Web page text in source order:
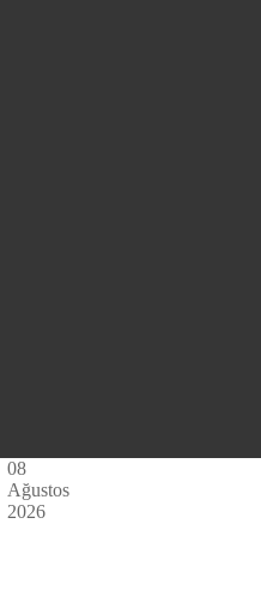
08
Ağustos
2026